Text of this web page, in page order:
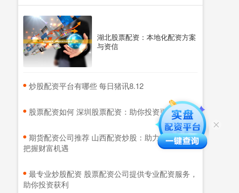
湖北股票配资：本地化配资方案
与资信
​炒股配资平台有哪些 每日猪讯8.12
​股票配资如何 深圳股票配资：助你投资更轻松
​期货配资公司推荐 山西配资炒股：助力股市投资，
把握财富机遇
​最专业炒股配资 股票配资公司提供专业配资服务，
助你投资获利